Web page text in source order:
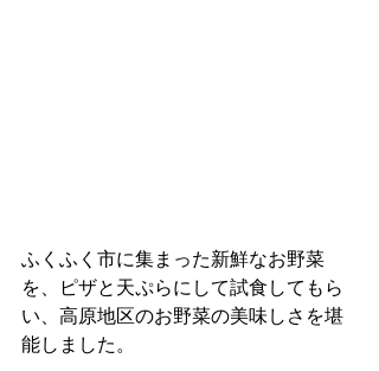
ふくふく市に集まった新鮮なお野菜
を、ピザと天ぷらにして試食してもら
い、高原地区のお野菜の美味しさを堪
能しました。